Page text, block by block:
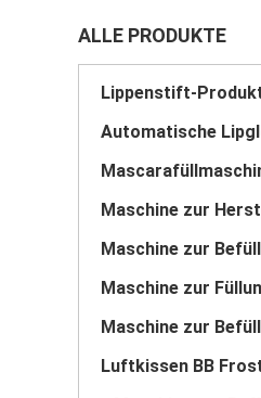
ALLE PRODUKTE
Lippenstift-
Luftkissen BB